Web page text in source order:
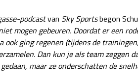
podcastvan Sky Sportsbegon
mogen gebeuren. Doordat er een
ook ging regenen (tijdens de
Dan kun je als team zeggen
maar ze onderschatten de